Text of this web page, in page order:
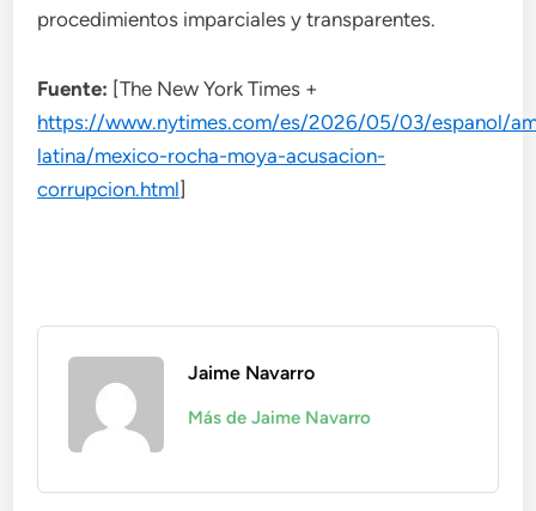
procedimientos imparciales y transparentes.
Fuente: [The New York Times +
https://www.nytimes.com/es/2026/05/03/espanol/
latina/mexico-rocha-moya-acusacion-
corrupcion.html]
Jaime Navarro
Más de Jaime Navarro